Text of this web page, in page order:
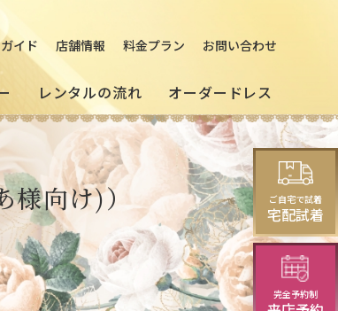
イド 店舗情報 料金プラン お問い合わせ
パーティードレス
(20～30代の方向け)
演奏会・発表会・舞台用
華やかロングドレス・
レンタルの流れ
[来店]
試着・レンタルの流れ
オーダードレス
セミオーダードレス
(セレクトプラン)
様向け)） ご自宅で試着
宅配試着
完全予約制